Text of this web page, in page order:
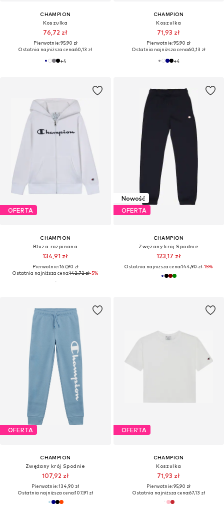
CHAMPION
Koszulka
76,72 zł
Pierwotnie: 95,90 zł
Ostatnia najniższa cena:60,13 zł
+4
CHAMPION
Koszulka
71,93 zł
Pierwotnie: 95,90 zł
Ostatnia najniższa cena:60,13 zł
+4
OFERTA
CHAMPION
Bluza rozpinana
134,91 zł
Pierwotnie: 167,90 zł
Ostatnia najniższa cena:142,72 zł-5%
Nowość
OFERTA
CHAMPION
Zwężany krój Spodnie
123,17 zł
Ostatnia najniższa cena:144,90 zł-15%
OFERTA
CHAMPION
Zwężany krój Spodnie
107,92 zł
Pierwotnie: 134,90 zł
Ostatnia najniższa cena:107,91 zł
OFERTA
CHAMPION
Koszulka
71,93 zł
Pierwotnie: 95,90 zł
Ostatnia najniższa cena:67,13 zł